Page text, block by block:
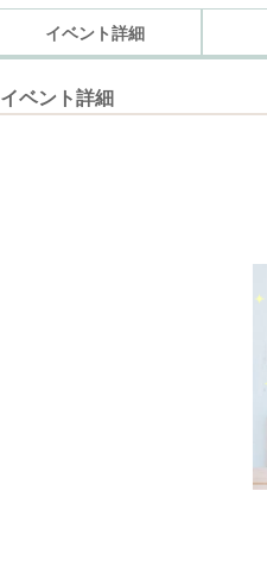
イベント詳細
イベント詳細